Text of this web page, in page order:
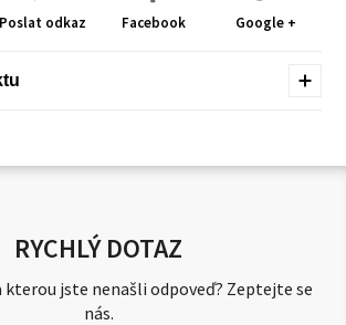
Poslat odkaz Facebook Google +
RYCHLÝ DOTAZ
kterou jste nenašli odpoveď? Zeptejte se
nás.